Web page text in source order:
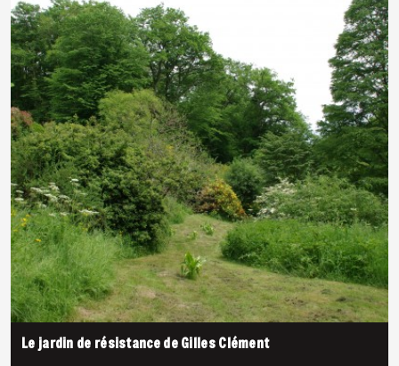
Le jardin de résistance de Gilles Clément